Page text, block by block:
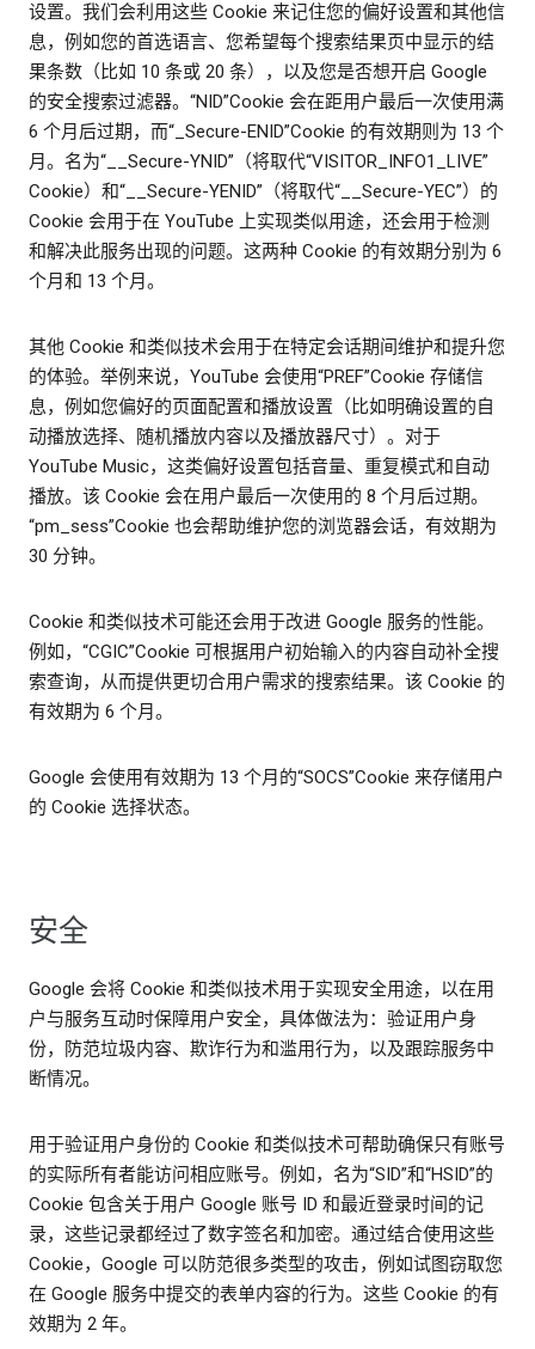
设置。我们会利用这些 Cookie 来记住您的偏好设置和其他信
息，例如您的首选语言、您希望每个搜索结果页中显示的结
果条数（比如 10 条或 20 条），以及您是否想开启 Google
的安全搜索过滤器。“NID”Cookie 会在距用户最后一次使用满
6 个月后过期，而“_Secure-ENID”Cookie 的有效期则为 13 个
月。名为“__Secure-YNID”（将取代“VISITOR_INFO1_LIVE”
Cookie）和“__Secure-YENID”（将取代“__Secure-YEC”）的
Cookie 会用于在 YouTube 上实现类似用途，还会用于检测
和解决此服务出现的问题。这两种 Cookie 的有效期分别为 6
个月和 13 个月。
其他 Cookie 和类似技术会用于在特定会话期间维护和提升您
的体验。举例来说，YouTube 会使用“PREF”Cookie 存储信
息，例如您偏好的页面配置和播放设置（比如明确设置的自
动播放选择、随机播放内容以及播放器尺寸）。对于
YouTube Music，这类偏好设置包括音量、重复模式和自动
播放。该 Cookie 会在用户最后一次使用的 8 个月后过期。
“pm_sess”Cookie 也会帮助维护您的浏览器会话，有效期为
30 分钟。
Cookie 和类似技术可能还会用于改进 Google 服务的性能。
例如，“CGIC”Cookie 可根据用户初始输入的内容自动补全搜
索查询，从而提供更切合用户需求的搜索结果。该 Cookie 的
有效期为 6 个月。
Google 会使用有效期为 13 个月的“SOCS”Cookie 来存储用户
的 Cookie 选择状态。
安全
Google 会将 Cookie 和类似技术用于实现安全用途，以在用
户与服务互动时保障用户安全，具体做法为：验证用户身
份，防范垃圾内容、欺诈行为和滥用行为，以及跟踪服务中
断情况。
用于验证用户身份的 Cookie 和类似技术可帮助确保只有账号
的实际所有者能访问相应账号。例如，名为“SID”和“HSID”的
Cookie 包含关于用户 Google 账号 ID 和最近登录时间的记
录，这些记录都经过了数字签名和加密。通过结合使用这些
Cookie，Google 可以防范很多类型的攻击，例如试图窃取您
在 Google 服务中提交的表单内容的行为。这些 Cookie 的有
效期为 2 年。